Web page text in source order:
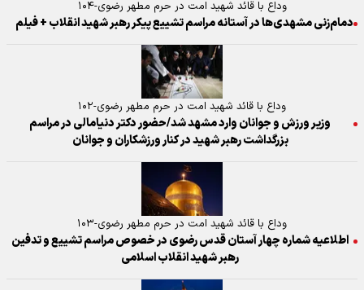
وداع با قائد شهید امت در حرم مطهر رضوی-۱۰۴
دمام‌زنی مشهدی‌ها در آستانه مراسم تشییع پیکر رهبر شهید انقلاب + فیلم
وداع با قائد شهید امت در حرم مطهر رضوی-۱۰۲
وزیر ورزش و جوانان وارد مشهد شد/حضور دکتر دنیامالی در مراسم
بزرگداشت رهبر شهید در کنار ورزشکاران و جوانان
وداع با قائد شهید امت در حرم مطهر رضوی-۱۰۳
اطلاعیه شماره چهار آستان قدس رضوی در خصوص مراسم تشییع و تدفین
رهبر شهید انقلاب اسلامی